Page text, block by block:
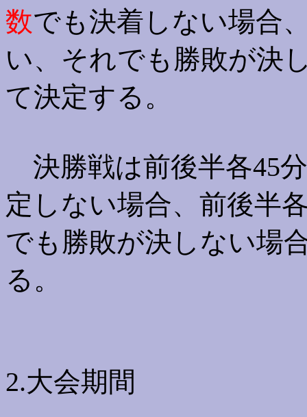
数でも決着しない場合
い、それでも勝敗が決
て決定する。
決勝戦は前後半各45
定しない場合、前後半
でも勝敗が決しない場
る。
2.大会期間